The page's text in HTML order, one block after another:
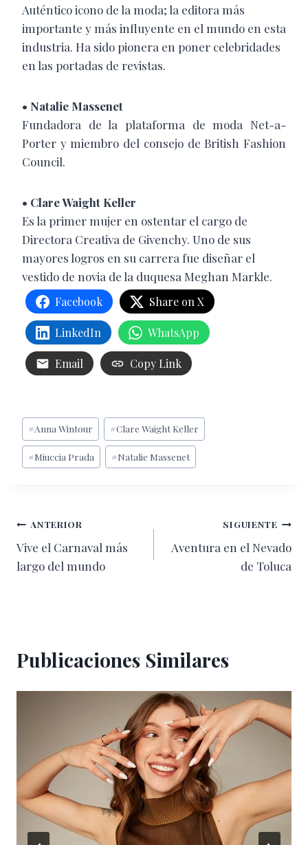
Auténtico icono de la moda; la editora más
importante y más influyente en el mundo en esta
industria. Ha sido pionera en poner celebridades
en las portadas de revistas.
• Natalie Massenet
Fundadora de la plataforma de moda Net-a-
Porter y miembro del consejo de British Fashion
Council.
• Clare Waight Keller
Es la primer mujer en ostentar el cargo de
Directora Creativa de Givenchy. Uno de sus
mayores logros en su carrera fue diseñar el
vestido de novia de la duquesa Meghan Markle.
Facebook Share on X
LinkedIn WhatsApp
Email Copy Link
Etiquetas
de
la
#Anna Wintour #Clare Waight Keller
#Miuccia Prada #Natalie Massenet
Navegación
de
ANTERIOR
Vive el Carnaval más
largo del mundo
SIGUIENTE
Aventura en el Nevado
de Toluca
Publicaciones Similares